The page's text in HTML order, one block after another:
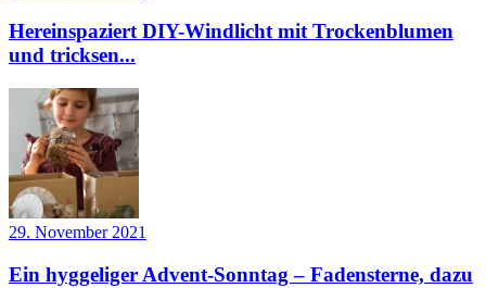
Hereinspaziert DIY-Windlicht mit Trockenblumen
und tricksen...
29. November 2021
Ein hyggeliger Advent-Sonntag – Fadensterne, dazu